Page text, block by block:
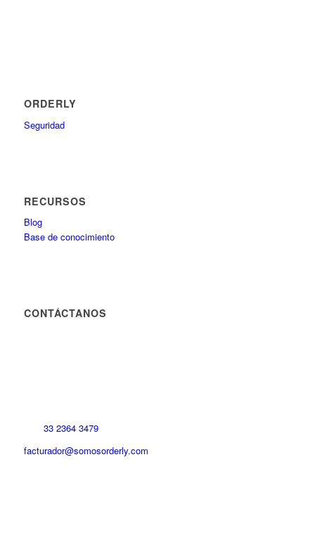
ORDERLY
Seguridad
RECURSOS
Blog
Base de conocimiento
CONTÁCTANOS
33 2364 3479
facturador@somosorderly.com